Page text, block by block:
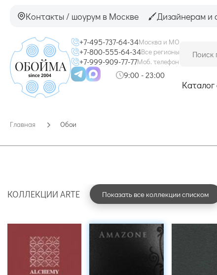
Контакты / шоурум в Москве Дизайнерам и
+7-495-737-64-34Москва и МО
+7-800-555-64-34Все регионы
+7-999-909-77-77Моб. телефон
9:00 - 23:00
Главная Обои
КОЛЛЕКЦИИ ARTE Показать все коллекции списком